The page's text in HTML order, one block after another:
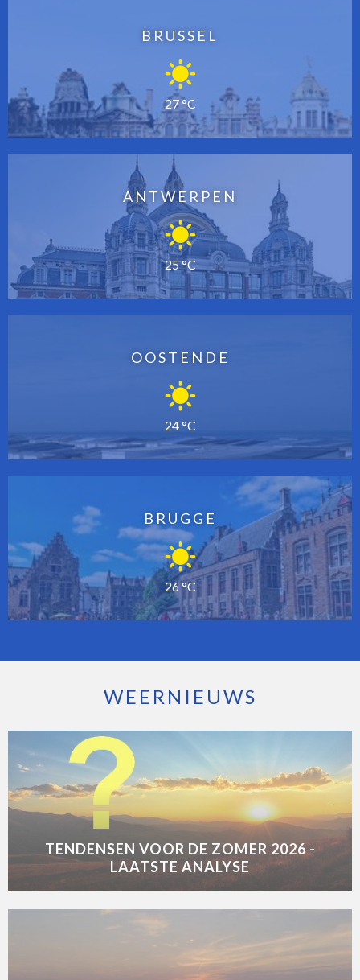
BRUSSEL
27 °C
ANTWERPEN
25 °C
OOSTENDE
24 °C
BRUGGE
26 °C
WEERNIEUWS
TENDENSEN VOOR DE ZOMER 2026 -
LAATSTE ANALYSE